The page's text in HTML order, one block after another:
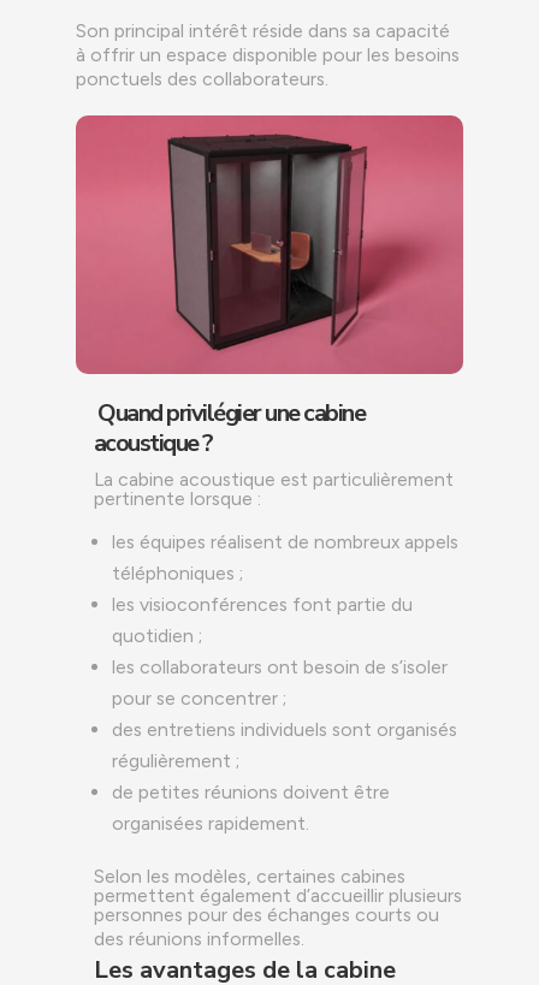
Son principal intérêt réside dans sa capacité
à offrir un espace disponible pour les besoins
ponctuels des collaborateurs.
Quand privilégier une cabine
acoustique ?
La cabine acoustique est particulièrement
pertinente lorsque :
les équipes réalisent de nombreux appels
téléphoniques ;
les visioconférences font partie du
quotidien ;
les collaborateurs ont besoin de s’isoler
pour se concentrer ;
des entretiens individuels sont organisés
régulièrement ;
de petites réunions doivent être
organisées rapidement.
Selon les modèles, certaines cabines
permettent également d’accueillir plusieurs
personnes pour des échanges courts ou
des réunions informelles.
Les avantages de la cabine